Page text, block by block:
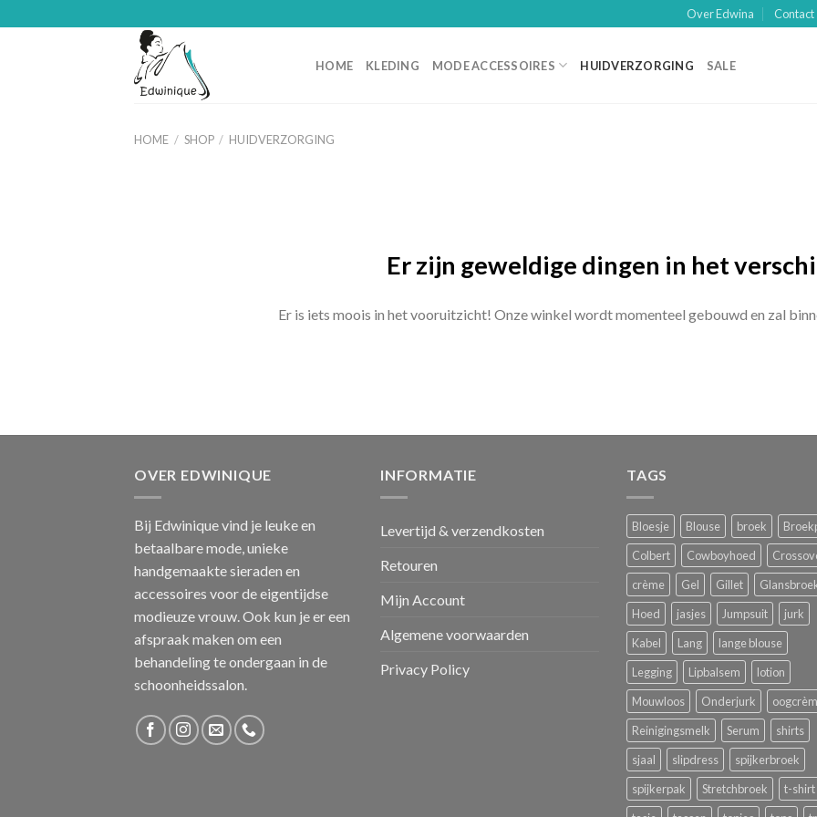
to
Over Edwina Contact
HOME KLEDING MODE ACCESSOIRES HUIDVERZORGING SALE
HOME / SHOP / HUIDVERZORGING
Er zijn geweldige dingen in het
Er is iets moois in het vooruitzicht! Onze winkel wordt momenteel gebouwd en zal
OVER EDWINIQUE
Bij Edwinique vind je leuke en
betaalbare mode, unieke
handgemaakte sieraden en
accessoires voor de eigentijdse
modieuze vrouw. Ook kun je er een
afspraak maken om een
behandeling te ondergaan in de
schoonheidssalon.
INFORMATIE
Levertijd & verzendkosten
Retouren
Mijn Account
Algemene voorwaarden
Privacy Policy
TAGS
Bloesje Blouse broek
Colbert
Cowboyhoed
crème
Gel Gillet
Hoed
jasjes Jumpsuit
jurk
Kabel
Lang
lange blouse
Legging
Lipbalsem
lotion
Mouwloos
Onderjurk
Reinigingsmelk
Serum
shirts
sjaal
slipdress
spijkerbroek
spijkerpak
Stretchbroek
t-shirt